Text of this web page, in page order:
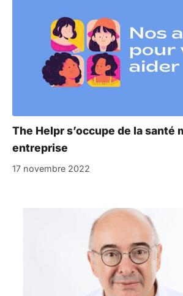
The Helpr s’occupe de la santé
entreprise
17 novembre 2022